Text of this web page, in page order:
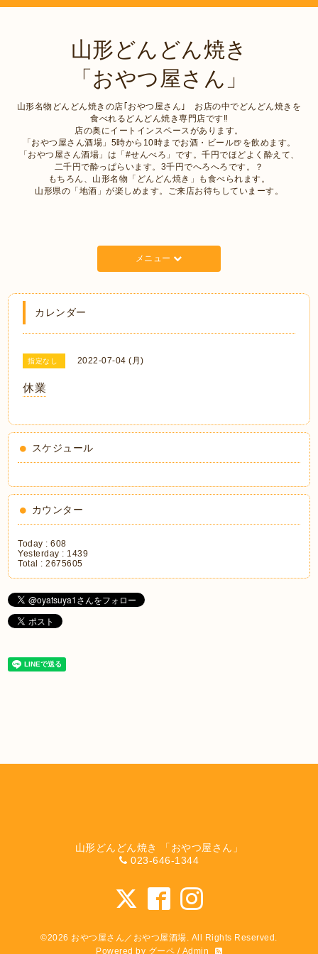
山形どんどん焼き
「おやつ屋さん」
山形名物どんどん焼きの店｢おやつ屋さん｣ お店の中でどんどん焼きを
食べれるどんどん焼き専門店です‼︎
店の奥にイートインスペースがあります。
「おやつ屋さん酒場」5時から10時までお酒・ビール🍺を飲めます。
「おやつ屋さん酒場」は「#せんべろ」です。千円でほどよく酔えて、
二千円で酔っぱらいます。3千円でへろへろです。？
もちろん、山形名物「どんどん焼き」も食べられます。
山形県の「地酒」が楽しめます。ご来店お待ちしていまーす。
メニュー
カレンダー
指定なし 2022-07-04 (月)
休業
スケジュール
カウンター
Today :608
Yesterday : 1439
Total :2675605
山形どんどん焼き 「おやつ屋さん」
023-646-1344
©2026 おやつ屋さん／おやつ屋酒場. All Rights Reserved.
Powered by グーペ / Admin